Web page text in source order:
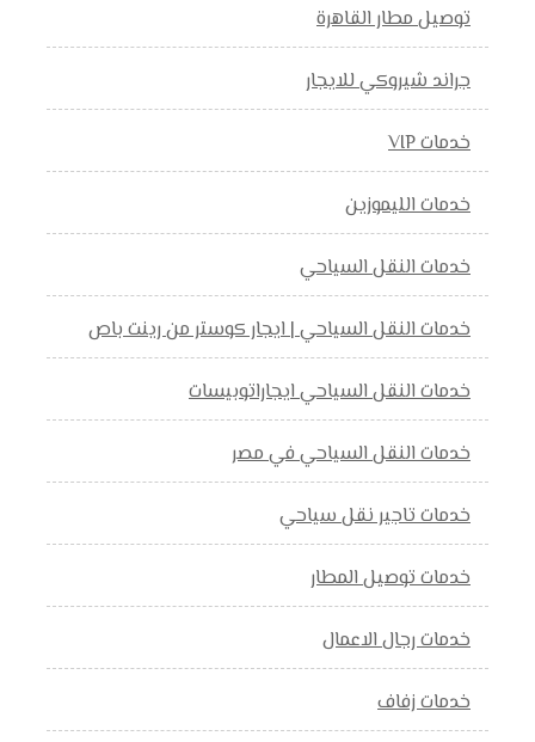
توصيل مطار القاهرة
جراند شيروكي للايجار
خدمات VIP
خدمات الليموزين
خدمات النقل السياحي
خدمات النقل السياحي | ايجار كوستر من رينت باص
خدمات النقل السياحي ايجاراتوبيسات
خدمات النقل السياحي في مصر
خدمات تاجير نقل سياحي
خدمات توصيل المطار
خدمات رجال الاعمال
خدمات زفاف